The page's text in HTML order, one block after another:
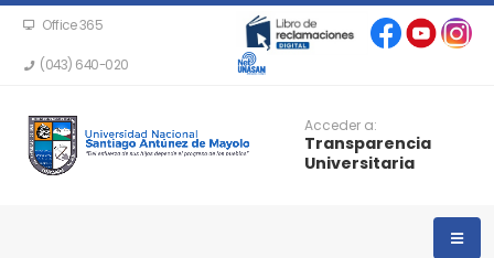
Office 365
(043) 640-020
Acceder a:
Transparencia
Universitaria